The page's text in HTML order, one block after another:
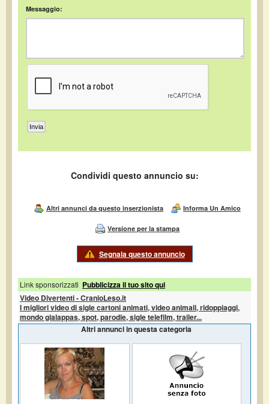
Messaggio:
Condividi questo annuncio su:
Altri annunci da questo inserzionista Informa Un Amico
Versione per la stampa
Segnala questo annuncio
Link sponsorizzati Pubblicizza il tuo sito qui
Video Divertenti - CranioLeso.it
I migliori video di sigle cartoni animati, video animali, ridoppiaggi,
mondo gialappas, spot, parodie, sigle telefilm, trailer...
Altri annunci in questa categoria